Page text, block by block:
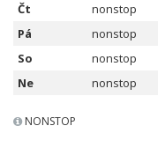
Čt
nonstop
Pá
nonstop
So
nonstop
Ne
nonstop
NONSTOP